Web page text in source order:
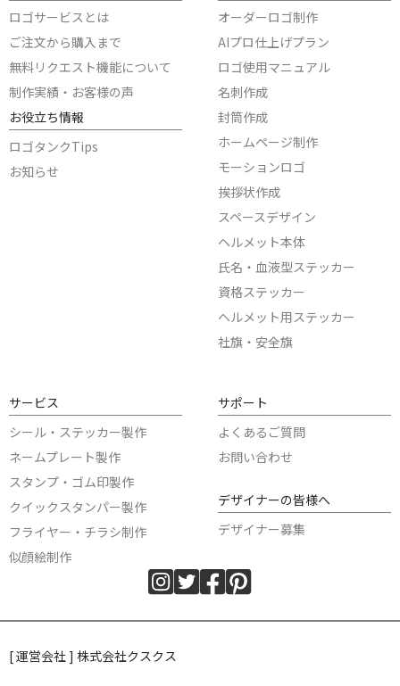
ロゴサービスとは
ご注文から購入まで
無料リクエスト機能について
制作実績・お客様の声
お役立ち情報
ロゴタンクTips
お知らせ
オーダーロゴ制作
AIプロ仕上げプラン
ロゴ使用マニュアル
名刺作成
封筒作成
ホームページ制作
モーションロゴ
挨拶状作成
スペースデザイン
ヘルメット本体
氏名・血液型ステッカー
資格ステッカー
ヘルメット用ステッカー
社旗・安全旗
サービス
シール・ステッカー製作
ネームプレート製作
スタンプ・ゴム印製作
クイックスタンパー製作
フライヤー・チラシ制作
似顔絵制作
サポート
よくあるご質問
お問い合わせ
デザイナーの皆様へ
デザイナー募集
[ 運営会社 ] 株式会社クスクス